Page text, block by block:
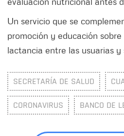
Un servicio que se
promoción y educación
lactancia entre las usuarias y
SECRETARÍA DE SALUD
CORONAVIRUS BANCO DE